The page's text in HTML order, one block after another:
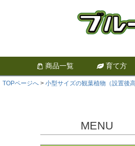
商品一覧 育て方
TOPページへ 小型サイズの観葉植物（設置後
MENU